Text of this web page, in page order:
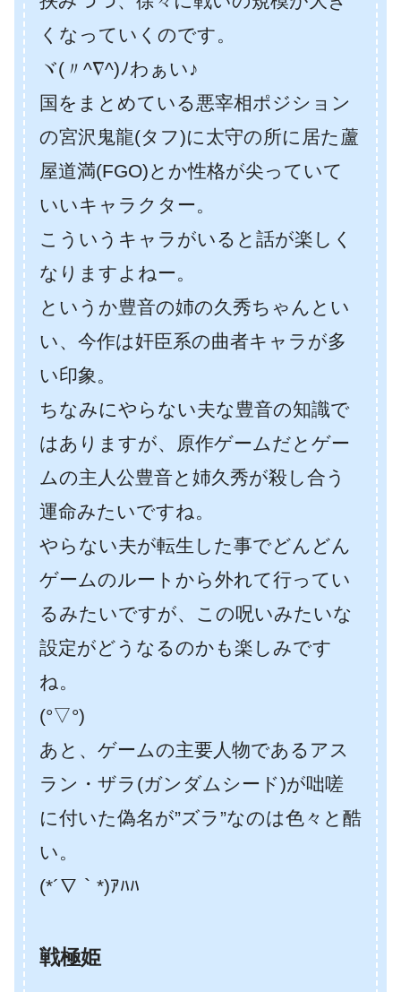
くなっていくのです。
ヾ(〃^∇^)ﾉわぁい♪
国をまとめている悪宰相ポジション
の宮沢鬼龍(タフ)に 太守の所に居た蘆
屋道満(FGO)とか性格が尖っていて
いいキャラクター。
こういうキャラがいると話が楽しく
なりますよねー。
というか豊音の姉の久秀ちゃんとい
い、今作は奸臣系の曲者キャラが多
い印象。
ちなみにやらない夫な豊音の知識で
はありますが、原作ゲームだとゲー
ムの主人公豊音と姉久秀が殺し合う
運命みたいですね。
やらない夫が転生した事でどんどん
ゲームのルートから外れて行ってい
るみたいですが、この呪いみたいな
設定がどうなるのかも楽しみです
ね。
(°▽°)
あと、ゲームの主要人物であるアス
ラン・ザラ(ガンダムシード)が咄嗟
に付いた偽名が”ズラ”なのは色々と酷
い。
(*´∇｀*)ｱﾊﾊ
戦極姫